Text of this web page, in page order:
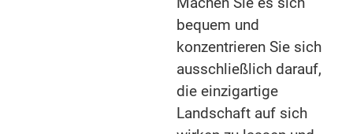
bequem und
konzentrieren Sie sich
ausschließlich darauf,
die einzigartige
Landschaft auf sich